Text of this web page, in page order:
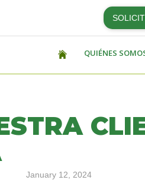
QUIÉNES
January 12, 2024